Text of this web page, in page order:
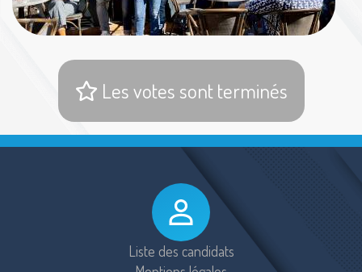
Les votes sont terminés
Liste des candidats